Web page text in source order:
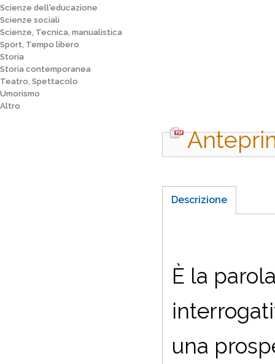
Scienze dell'educazione
Scienze sociali
Scienze, Tecnica, manualistica
Sport, Tempo libero
Storia
Storia contemporanea
Teatro, Spettacolo
Umorismo
Altro
Descrizione
È la
una